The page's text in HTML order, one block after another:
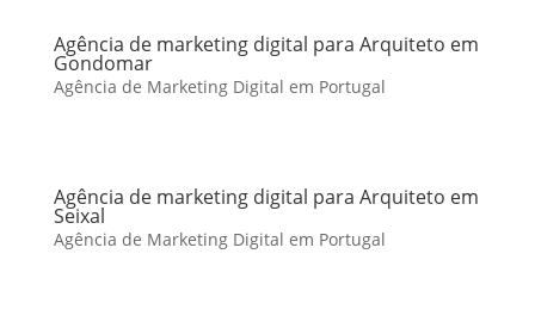
Agência de marketing digital para Arquiteto em
Gondomar
Agência de Marketing Digital em Portugal
Agência de marketing digital para Arquiteto em
Seixal
Agência de Marketing Digital em Portugal